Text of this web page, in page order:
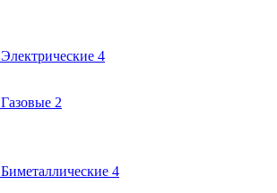
Электрические 4
Газовые 2
Биметаллические 4